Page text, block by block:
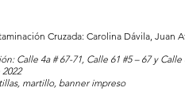
Cruzada: Carolina Dávila, Juan
Calle 4a # 67-71, Calle 61 #5 – 67 y Calle
martillo, banner impreso